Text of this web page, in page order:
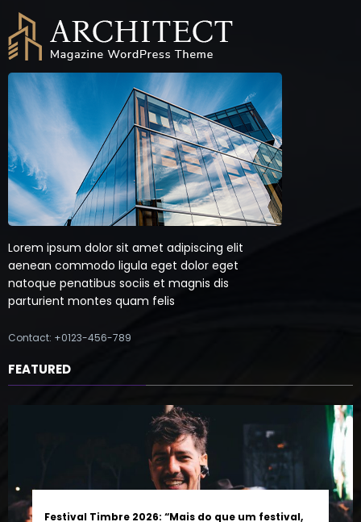
Lorem ipsum dolor sit amet adipiscing elit
aenean commodo ligula eget dolor eget
natoque penatibus sociis et magnis dis
FEATURED